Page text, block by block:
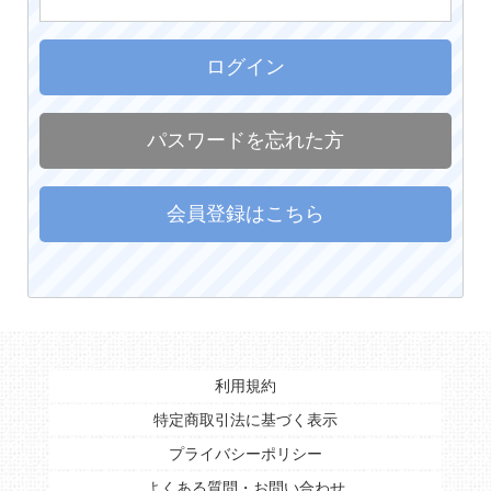
ログイン
パスワードを忘れた方
会員登録はこちら
利用規約
特定商取引法に基づく表示
プライバシーポリシー